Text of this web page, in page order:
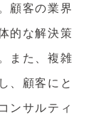
顧客の業界
的な解決策
また、複雑
、顧客にと
ンサルティ